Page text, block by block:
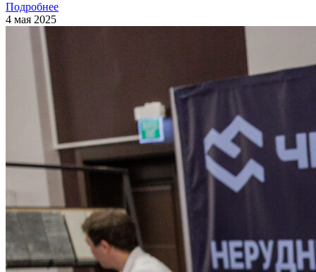
Подробнее
4 мая 2025